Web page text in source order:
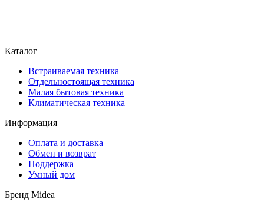
Каталог
Встраиваемая техника
Отдельностоящая техника
Малая бытовая техника
Климатическая техника
Информация
Оплата и доставка
Обмен и возврат
Поддержка
Умный дом
Бренд Midea